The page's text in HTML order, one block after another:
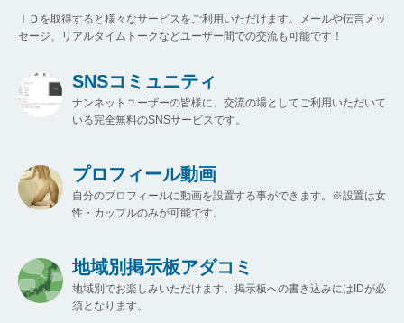
ＩＤを取得すると様々なサービスをご利用いただけます。メールや伝言メッ
セージ、リアルタイムトークなどユーザー間での交流も可能です！
SNSコミュニティ
ナンネットユーザーの皆様に、交流の場としてご利用いただいて
いる完全無料のSNSサービスです。
プロフィール動画
自分のプロフィールに動画を設置する事ができます。※設置は女
性・カップルのみが可能です。
地域別掲示板アダコミ
地域別でお楽しみいただけます。掲示板への書き込みにはIDが必
須となります。